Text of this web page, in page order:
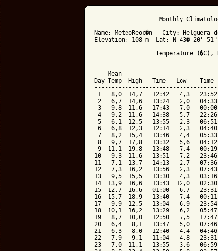
Monthly
Name: MeteoReoc�n   City: Helguera
Elevation: 108 m  Lat: N 43� 20'
Temperature (�C),
Mean
Day Temp  High   Time   Low
1   8,0  14,7   12:42   4,3
2   6,7  14,6   13:24   2,0
3   9,8  11,6   17:43   7,0
4   9,2  11,6   14:38   5,7
5   6,1  12,5   13:55   2,3
6   6,8  12,3   12:14   2,3
7   8,2  15,4   13:46   4,4
8   9,7  17,8   13:32   5,6
9  11,1  19,8   13:48   7,4
10   9,3  11,6   13:51   7,2
11   7,1  13,7   14:13   2,7
12   7,3  16,2   13:56   2,3
13   9,5  15,5   13:30   4,3
14  13,9  16,6   13:43  12,0
15  12,7  16,6   01:00   6,7
16  15,7  18,9   13:40   7,4
17   9,9  12,5   13:04   6,9
18  10,1  16,2   13:29   6,2
19   8,7  10,0   12:50   7,5
20   6,4   8,1   13:47   5,0
21   6,3   8,0   12:40   4,4
22   7,9   9,1   11:04   4,8
23   7,0  11,1   13:55   3,6